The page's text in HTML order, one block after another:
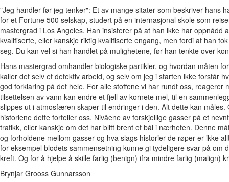
"Jeg handler før jeg tenker": Et av mange sitater som beskriver hans
for et Fortune 500 selskap, studert på en internasjonal skole som
mastergrad i Los Angeles. Han insisterer på at han ikke har oppnådd
kvalifiserte, eller kanskje riktig kvalifiserte engang, men fordi at han
seg. Du kan vel si han handlet på mulighetene, før han tenkte over
Hans mastergrad omhandler biologiske partikler, og hvordan måten
kaller det selv et detektiv arbeid, og selv om jeg i starten ikke forstår
god forklaring på det hele. For alle stoffene vi har rundt oss, reagerer
tilsettelsen av vann kan endre et fjell av kornete mel, til en
slippes ut i atmosfæren skaper til endringer i den. Alt dette kan
historiene dette forteller oss. Nivåene av forskjellige gasser på et
trafikk, eller kanskje om det har blitt brent et bål i nærheten. Denne
og forholdene mellom gasser og hva slags historier de røper er ikke
for eksempel blodets sammensetning kunne gi tydeligere svar på om
kreft. Og for å hjelpe å skille farlig (benign) ifra mindre farlig (malign)
Brynjar Grooss Gunnarsson